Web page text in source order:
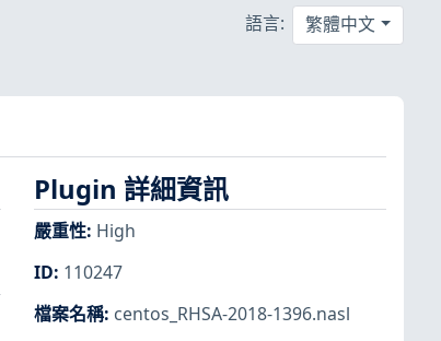
語言: 繁體中文
Plugin 詳細資訊
嚴重性: High
ID: 110247
檔案名稱: centos_RHSA-2018-1396.nasl